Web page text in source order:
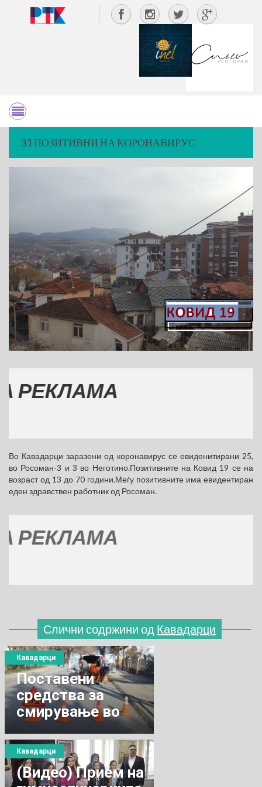
31 ПОЗИТИВНИ НА КОРОНАВИРУС
Во Кавадарци заразени од коронавирус се евиденитирани 25,
во Росоман-3 и 3 во Неготино.Позитивните на Ковид 19 се на
возраст од 13 до 70 години.Меѓу позитивните има евидентиран
еден здравствен работник од Росоман.
Слични содржини од Кавадарци
Поставени
средства за
смирување во
сообраќајот
Кавадарци
(Видео) Прием на
Кавадарци